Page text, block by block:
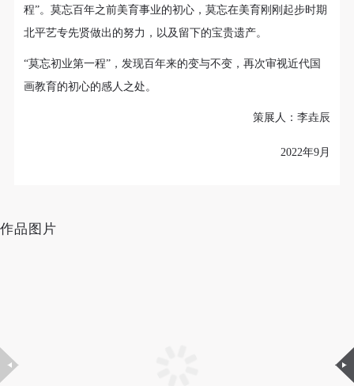
山水画稿片（之七）萧俊贤 约1918年 纵28厘米 横33厘米 纸本
程”。莫忘百年之前美育事业的初心，莫忘在美育刚刚起步时期
北平艺专先贤做出的努力，以及留下的宝贵遗产。
“莫忘初业第一程”，发现百年来的变与不变，再次审视近代国
画教育的初心的感人之处。
策展人：李垚辰
2022年9月
作品图片
二、拍摄内容、使用形式、使用地域范围
（1）、拍摄内容 乙方拍摄的带有甲方肖像的作品内
容包括：①中央美术学院美术馆②中央美术学院校园
内○3由中央美术学院公共教育部策划或执行的一切活
（2）、使用形式 用于中央美术学院图书出版、销售
（如杂志、网络等）。
费用。
二、拍摄内容、使用形式、使用地域范围
（1）、拍摄内容 乙方拍摄的带有甲方肖像的作品内
容包括：①中央美术学院美术馆②中央美术学院校园
内○3由中央美术学院公共教育部策划或执行的一切活
（2）、使用形式 用于中央美术学院图书出版、销售
（如杂志、网络等）。
费用。
二、拍摄内容、使用形式、使用地域范围
（1）、拍摄内容 乙方拍摄的带有甲方肖像的作品内
容包括：①中央美术学院美术馆②中央美术学院校园
内○3由中央美术学院公共教育部策划或执行的一切活
（2）、使用形式 用于中央美术学院图书出版、销售
（如杂志、网络等）。
费用。